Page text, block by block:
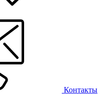
Контакты